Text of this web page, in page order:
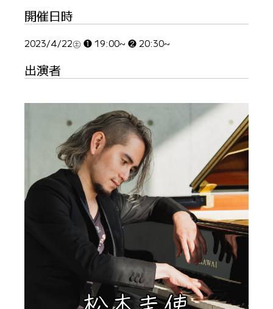
開催日時
2023/4/22㊏ ❶ 19:00~ ❷ 20:30~
出演者